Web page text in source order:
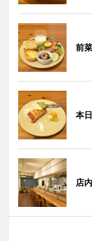
前
本
店